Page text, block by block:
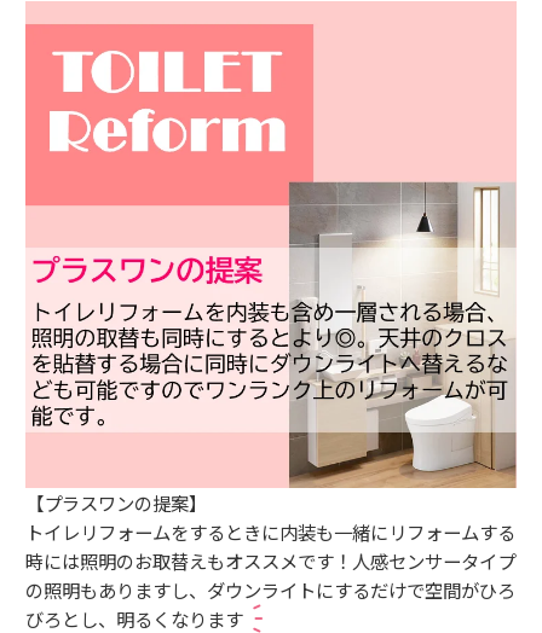
【プラスワンの提案】
トイレリフォームをするときに内装も一緒にリフォームする
時には照明のお取替えもオススメです！人感センサータイプ
の照明もありますし、ダウンライトにするだけで空間がひろ
びろとし、明るくなります